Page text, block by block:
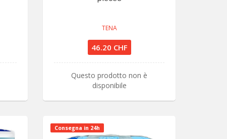
TENA
46.20 CHF
Questo prodotto non è
disponibile
Consegna in 24h